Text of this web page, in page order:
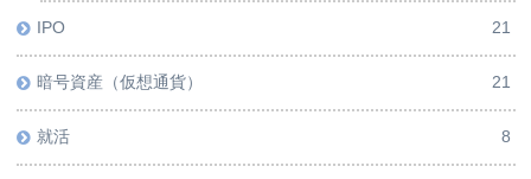
IPO 21
暗号資産（仮想通貨） 21
就活 8